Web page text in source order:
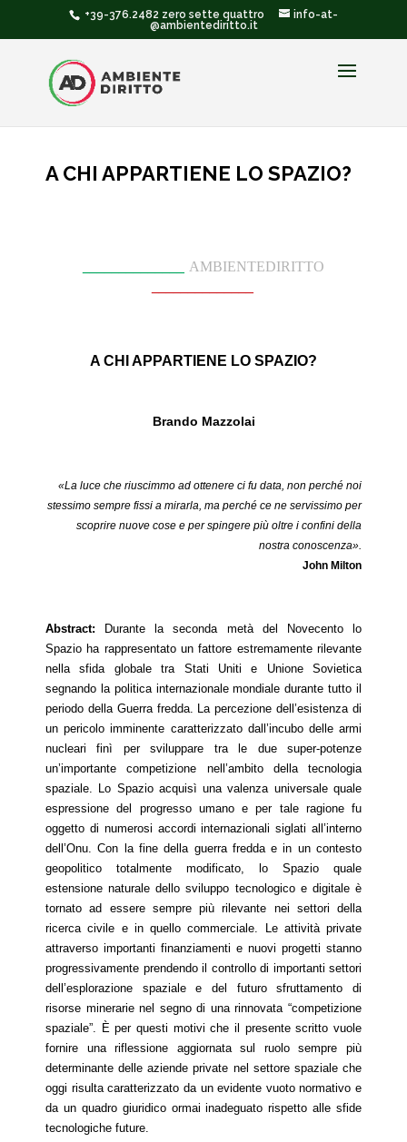
+39-376.2482 zero sette quattro
info-at-
@ambientediritto.it
A CHI APPARTIENE LO SPAZIO?
AMBIENTEDIRITTO
A CHI APPARTIENE LO SPAZIO?
Brando Mazzolai
«La luce che riuscimmo ad ottenere ci fu data, non perché noi
stessimo sempre fissi a mirarla, ma perché ce ne servissimo per
scoprire nuove cose e per spingere più oltre i confini della
nostra conoscenza».
John Milton
Abstract:
Durante la seconda metà del Novecento lo
Spazio ha rappresentato un fattore estremamente rilevante
nella sfida globale tra Stati Uniti e Unione Sovietica
segnando la politica internazionale mondiale durante tutto il
periodo della Guerra fredda. La percezione dell’esistenza di
un pericolo imminente caratterizzato dall’incubo delle armi
nucleari finì per sviluppare tra le due super-potenze
un’importante competizione nell’ambito della tecnologia
spaziale. Lo Spazio acquisì una valenza universale quale
espressione del progresso umano e per tale ragione fu
oggetto di numerosi accordi internazionali siglati all’interno
dell’Onu. Con la fine della guerra fredda e in un contesto
geopolitico totalmente modificato, lo Spazio quale
estensione naturale dello sviluppo tecnologico e digitale è
tornato ad essere sempre più rilevante nei settori della
ricerca civile e in quello commerciale. Le attività private
attraverso importanti finanziamenti e nuovi progetti stanno
progressivamente prendendo il controllo di importanti settori
dell’esplorazione spaziale e del futuro sfruttamento di
risorse minerarie nel segno di una rinnovata “competizione
spaziale”. È per questi motivi che il presente scritto vuole
fornire una riflessione aggiornata sul ruolo sempre più
determinante delle aziende private nel settore spaziale che
oggi risulta caratterizzato da un evidente vuoto normativo e
da un quadro giuridico ormai inadeguato rispetto alle sfide
tecnologiche future.